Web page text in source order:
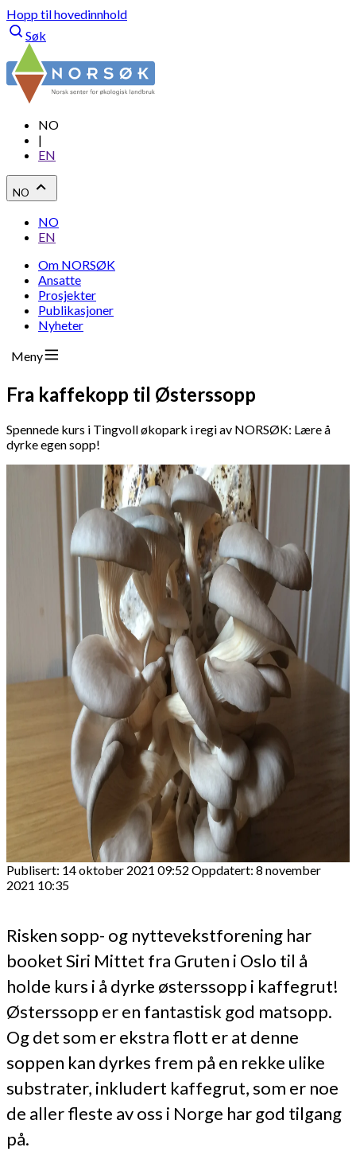
Hopp til hovedinnhold
Søk
NO
|
EN
NO
NO
EN
Om NORSØK
Ansatte
Prosjekter
Publikasjoner
Nyheter
Meny
Fra kaffekopp til Østerssopp
Spennede kurs i Tingvoll økopark i regi av NORSØK: Lære å
dyrke egen sopp!
Publisert: 14 oktober 2021 09:52 Oppdatert: 8 november
2021 10:35
Risken sopp- og nyttevekstforening har
booket Siri Mittet fra Gruten i Oslo til å
holde kurs i å dyrke østerssopp i kaffegrut!
Østerssopp er en fantastisk god matsopp.
Og det som er ekstra flott er at denne
soppen kan dyrkes frem på en rekke ulike
substrater, inkludert kaffegrut, som er noe
de aller fleste av oss i Norge har god tilgang
på.